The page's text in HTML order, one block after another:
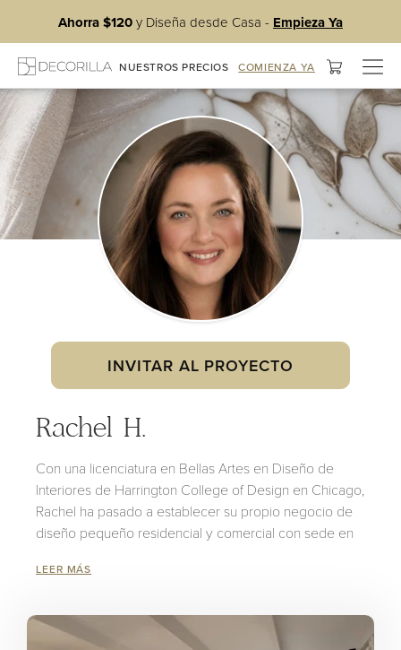
Ahorra $120y Diseña desde Casa - Empieza Ya
NUESTROS PRECIOS COMIENZA YA
INVITAR AL PROYECTO
Rachel H.
Con una licenciatura en Bellas Artes en Diseño de
Interiores de Harrington College of Design en Chicago,
Rachel ha pasado a establecer su propio negocio de
diseño pequeño residencial y comercial con sede en
con diversas firmas de arquitectura, contratistas,
Rachel ha desarrollado un ojo agudo para el diseño
con su atención a los detalles. Su pasión por
LEER MÁS